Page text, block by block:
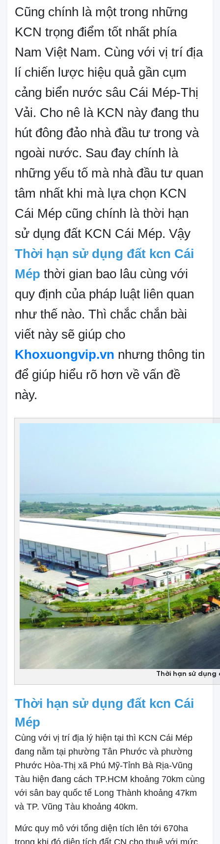
Cũng chính là một trong những
KCN trọng điểm tốt nhất phía
Nam Việt Nam. Cùng với vị trí địa
lí chiến lược hiệu quả gần cụm
cảng biển nước sâu Cái Mép-Thị
Vải. Cho nê là KCN này đang thu
hút đông đảo nhà đầu tư trong và
ngoài nước. Sau đay chính là
những yếu tố mà nhà đầu tư quan
tâm nhất khi mà lựa chọn KCN
Cái Mép cũng chính là thời hạn
sử dụng đất KCN Cái Mép. Vậy
Thời hạn sử dụng đất kcn Cái
Mép thời gian bao lâu cùng với
quy định của pháp luật liên quan
như thế nào. Thì chắc chắn bài
viết này sẽ giúp cho
Khoxuongvip.vn nhưng thông tin
để giúp hiểu rõ hơn về vấn đề
này.
Thời hạn sử dụng
Thời hạn sử dụng đất kcn Cái
Mép
Cùng với vị trí địa lý hiện tại thì KCN Cái Mép
đang nằm tại phường Tân Phước và phường
Phước Hòa-Thị xã Phú Mỹ-Tỉnh Bà Rịa-Vũng
Tàu hiện đang cách TP.HCM khoảng 70km cùng
với sân bay quốc tế Long Thành khoảng 47km
và TP. Vũng Tàu khoảng 40km.
Mức quy mô với tổng diện tích lên tới 670ha
trong khi đó diện tích đất CN cho thuê với mức